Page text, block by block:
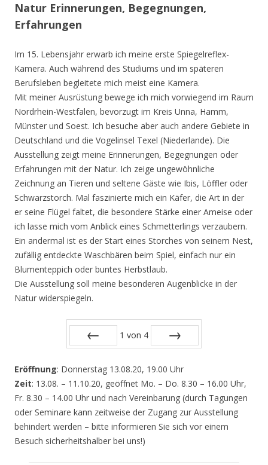
Natur Erinnerungen, Begegnungen,
Erfahrungen
Im 15. Lebensjahr erwarb ich meine erste Spiegelreflex-
Kamera. Auch während des Studiums und im späteren
Berufsleben begleitete mich meist eine Kamera.
Mit meiner Ausrüstung bewege ich mich vorwiegend im Raum
Nordrhein-Westfalen, bevorzugt im Kreis Unna, Hamm,
Münster und Soest. Ich besuche aber auch andere Gebiete in
Deutschland und die Vogelinsel Texel (Niederlande). Die
Ausstellung zeigt meine Erinnerungen, Begegnungen oder
Erfahrungen mit der Natur. Ich zeige ungewöhnliche
Zeichnung an Tieren und seltene Gäste wie Ibis, Löffler oder
Schwarzstorch. Mal faszinierte mich ein Käfer, die Art in der
er seine Flügel faltet, die besondere Stärke einer Ameise oder
ich lasse mich vom Anblick eines Schmetterlings verzaubern.
Ein andermal ist es der Start eines Storches von seinem Nest,
zufällig entdeckte Waschbären beim Spiel, einfach nur ein
Blumenteppich oder buntes Herbstlaub.
Die Ausstellung soll meine besonderen Augenblicke in der
Natur widerspiegeln.
1 von 4
Eröffnung: Donnerstag 13.08.20, 19.00 Uhr
Zeit: 13.08. – 11.10.20, geöffnet Mo. – Do. 8.30 – 16.00 Uhr,
Fr. 8.30 – 14.00 Uhr und nach Vereinbarung (durch Tagungen
oder Seminare kann zeitweise der Zugang zur Ausstellung
behindert werden – bitte informieren Sie sich vor einem
Besuch sicherheitshalber bei uns!)